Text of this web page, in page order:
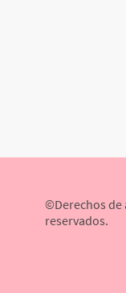
©Derechos de
reservados.